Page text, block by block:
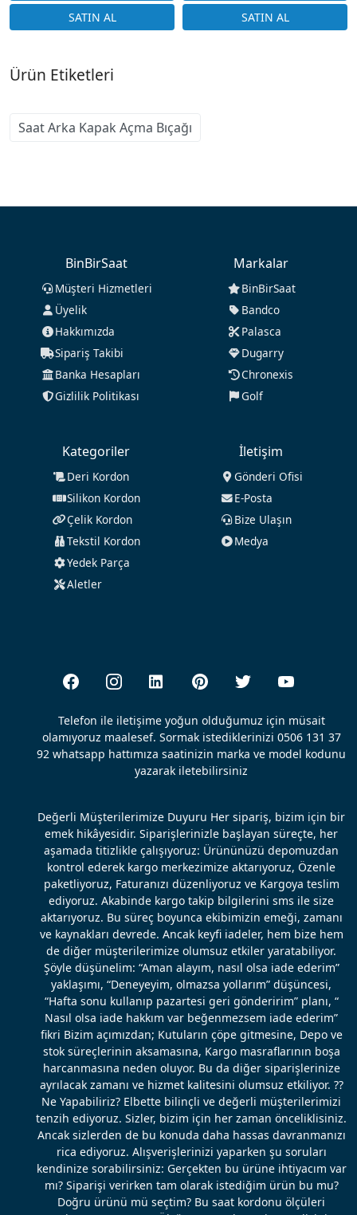
Ürün Etiketleri
Saat Arka Kapak Açma Bıçağı
BinBirSaat
Müşteri Hizmetleri
Üyelik
Hakkımızda
Sipariş Takibi
Banka Hesapları
Gizlilik Politikası
Markalar
BinBirSaat
Bandco
Palasca
Dugarry
Chronexis
Golf
Kategoriler
Deri Kordon
Silikon Kordon
Çelik Kordon
Tekstil Kordon
Yedek Parça
Aletler
İletişim
Gönderi Ofisi
E-Posta
Bize Ulaşın
Medya
Telefon ile iletişime yoğun olduğumuz için müsait
olamıyoruz maalesef. Sormak istediklerinizi 0506 131 37
92 whatsapp hattımıza saatinizin marka ve model kodunu
yazarak iletebilirsiniz
Değerli Müşterilerimize Duyuru Her sipariş, bizim için bir
emek hikâyesidir. Siparişlerinizle başlayan süreçte, her
aşamada titizlikle çalışıyoruz: Ürününüzü depomuzdan
kontrol ederek kargo merkezimize aktarıyoruz, Özenle
paketliyoruz, Faturanızı düzenliyoruz ve Kargoya teslim
ediyoruz. Akabinde kargo takip bilgilerini sms ile size
aktarıyoruz. Bu süreç boyunca ekibimizin emeği, zamanı
ve kaynakları devrede. Ancak keyfi iadeler, hem bize hem
de diğer müşterilerimize olumsuz etkiler yaratabiliyor.
Şöyle düşünelim: “Aman alayım, nasıl olsa iade ederim”
yaklaşımı, “Deneyeyim, olmazsa yollarım” düşüncesi,
“Hafta sonu kullanıp pazartesi geri gönderirim” planı, “
Nasıl olsa iade hakkım var beğenmezsem iade ederim”
fikri Bizim açımızdan; Kutuların çöpe gitmesine, Depo ve
stok süreçlerinin aksamasına, Kargo masraflarının boşa
harcanmasına neden oluyor. Bu da diğer siparişlerinize
ayrılacak zamanı ve hizmet kalitesini olumsuz etkiliyor. ??
Ne Yapabiliriz? Elbette bilinçli ve değerli müşterilerimizi
tenzih ediyoruz. Sizler, bizim için her zaman önceliklisiniz.
Ancak sizlerden de bu konuda daha hassas davranmanızı
rica ediyoruz. Alışverişlerinizi yaparken şu soruları
kendinize sorabilirsiniz: Gerçekten bu ürüne ihtiyacım var
mı? Siparişi verirken tam olarak istediğim ürün bu mu?
Doğru ürünü mü seçtim? Bu saat kordonu ölçüleri